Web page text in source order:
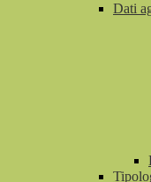
Dati